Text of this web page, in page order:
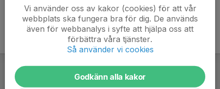
Vi använder oss av kakor (cookies) för att vår
webbplats ska fungera bra för dig. De används
även för webbanalys i syfte att hjälpa oss att
förbättra våra tjänster.
Så använder vi cookies
Godkänn alla kakor